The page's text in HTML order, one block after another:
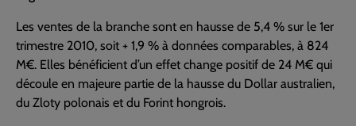
Les ventes de la branche sont en hausse de 5,4 % sur le 1er
trimestre 2010, soit + 1,9 % à données comparables, à 824
M€. Elles bénéficient d’un effet change positif de 24 M€ qui
découle en majeure partie de la hausse du Dollar australien,
du Zloty polonais et du Forint hongrois.